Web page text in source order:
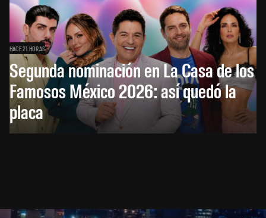
HACE 21 HORAS
Segunda nominación en La Casa de los
Famosos México 2026: así quedó la
placa